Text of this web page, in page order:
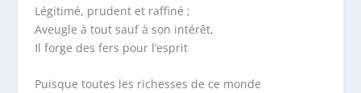
Légitimé, prudent et raffiné ;
Aveugle à tout sauf à son intérêt,
Il forge des fers pour l’esprit
Puisque toutes les richesses de ce monde